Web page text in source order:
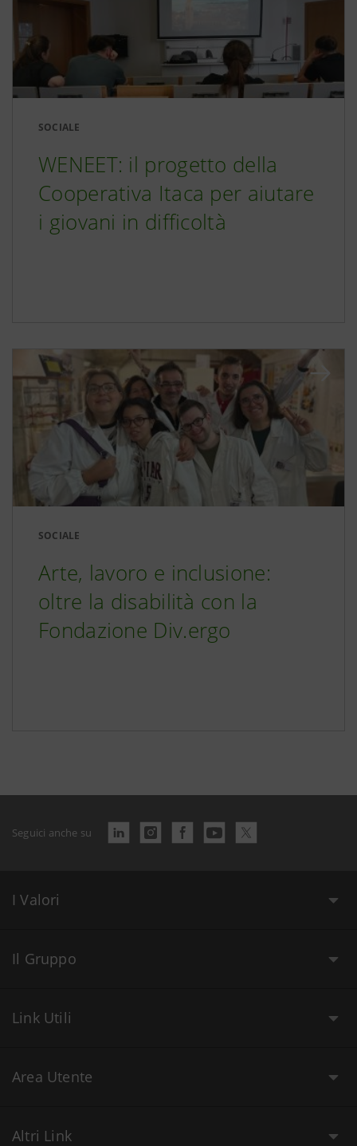
SOCIALE
WENEET: il progetto della
Cooperativa Itaca per aiutare
i giovani in difficoltà
SOCIALE
Arte, lavoro e inclusione:
oltre la disabilità con la
Fondazione Div.ergo
Seguici anche su
I Valori
Il Gruppo
Link Utili
Area Utente
Altri Link